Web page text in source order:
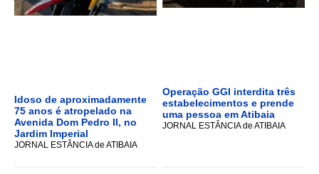
Idoso de aproximadamente
75 anos é atropelado na
Avenida Dom Pedro II, no
Jardim Imperial
JORNAL ESTÂNCIA de ATIBAIA
Operação GGI interdita três
estabelecimentos e prende
uma pessoa em Atibaia
JORNAL ESTÂNCIA de ATIBAIA